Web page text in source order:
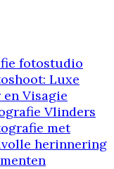
fotostudio
Luxe
Visagie
Vlinders
met
herinnering